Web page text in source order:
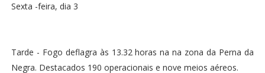
Sexta -feira, dia 3
Tarde - Fogo deflagra às 13.32 horas na na zona da Perna da
Negra. Destacados 190 operacionais e nove meios aéreos.